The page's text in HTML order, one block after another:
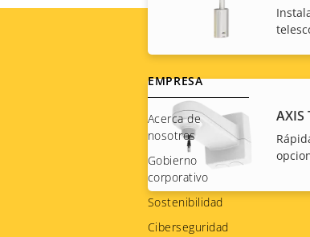
AXIS
Footer
menu
EMPRESA
Acerca de
nosotros
Gobierno
corporativo
Sostenibilidad
Ciberseguridad